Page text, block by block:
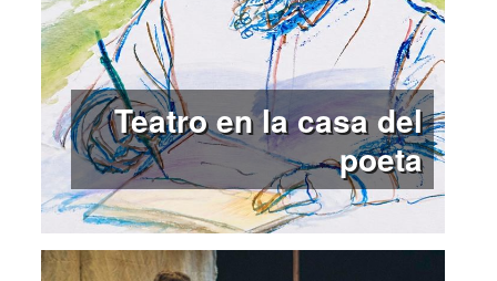
Teatro en la casa del
poeta